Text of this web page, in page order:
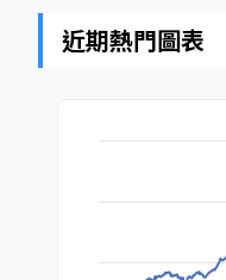
近期熱門圖表